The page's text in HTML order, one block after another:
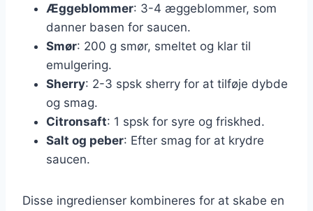
Æggeblommer: 3-4 æggeblommer, som
danner basen for saucen.
Smør: 200 g smør, smeltet og klar til
emulgering.
Sherry: 2-3 spsk sherry for at tilføje dybde
og smag.
Citronsaft: 1 spsk for syre og friskhed.
Salt og peber: Efter smag for at krydre
saucen.
Disse ingredienser kombineres for at skabe en